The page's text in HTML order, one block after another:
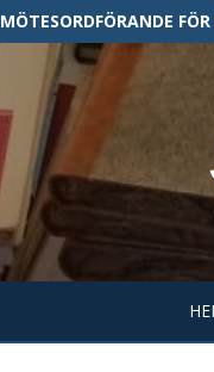
MÖTESORDFÖRANDE